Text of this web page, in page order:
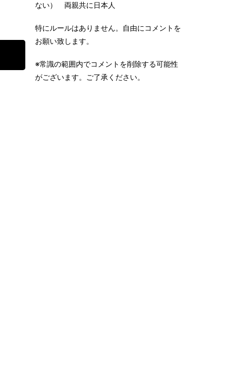
ない） 両親共に日本人
特にルールはありません。自由にコメントを
お願い致します。
※常識の範囲内でコメントを削除する可能性
がございます。ご了承ください。